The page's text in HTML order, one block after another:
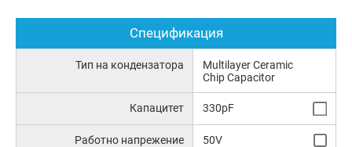
Спецификация
Тип на кондензатора
Multilayer Ceramic
Chip Capacitor
Капацитет 330pF
Работно напрежение 50V